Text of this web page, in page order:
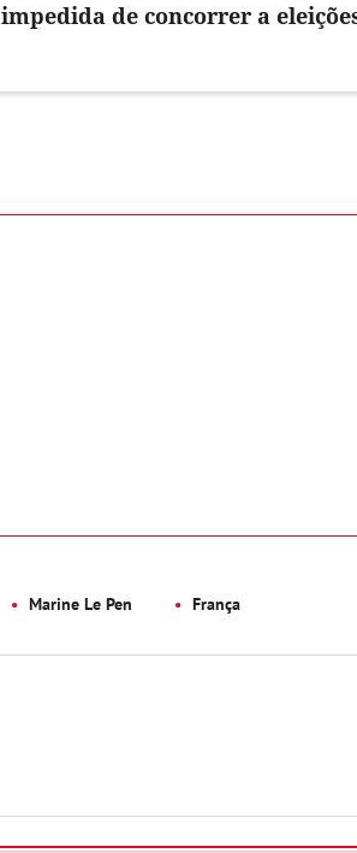
impedida de concorrer a
Marine Le Pen França